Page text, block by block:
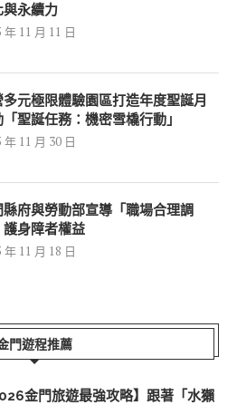
與永續力
年 11 月 11 日
多元極限體驗園區打造年度聖誕月
聖誕任務：機密雪橇行動」
年 11 月 30 日
縣府與勞動部宣導「職場合理調
護身障者權益
年 11 月 18 日
門遊程推薦
金門旅遊最強攻略】跟著「水獺